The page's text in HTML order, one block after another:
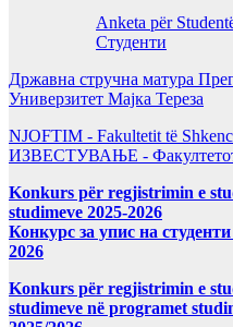
Anketa për
Студенти
Државна стручна матура
Универзитет Мајка Тереза
NJOFTIM - Fakultetit të
ИЗВЕСТУВАЊЕ - Факултетот
Konkurs për regjistrimin e
studimeve 2025-2026
Конкурс за упис на
2026
Konkurs për regjistrimin e
studimeve në programet